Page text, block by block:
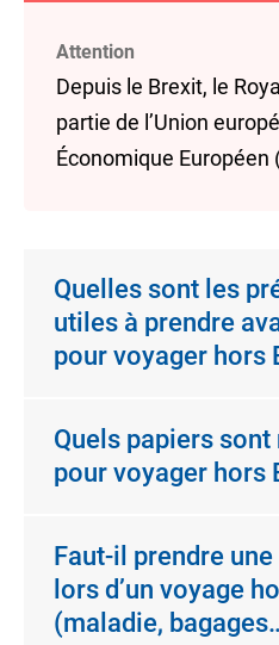
Attention
Depuis le Brexit, le
partie de l’Union
Économique Européen
Quelles sont les
utiles à prendre
pour voyager hors
Quels papiers
pour voyager hors
Faut-il prendre
lors d’un voyage
(maladie,